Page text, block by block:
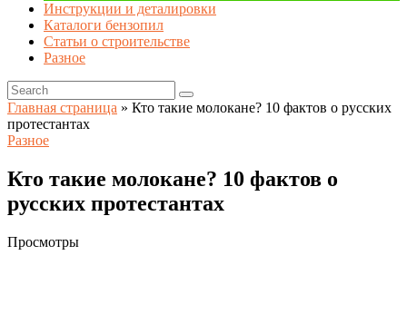
Инструкции и деталировки
Каталоги бензопил
Статьи о строительстве
Разное
Главная страница » Кто такие молокане? 10 фактов о русских
протестантах
Разное
Кто такие молокане? 10 фактов о
русских протестантах
Просмотры